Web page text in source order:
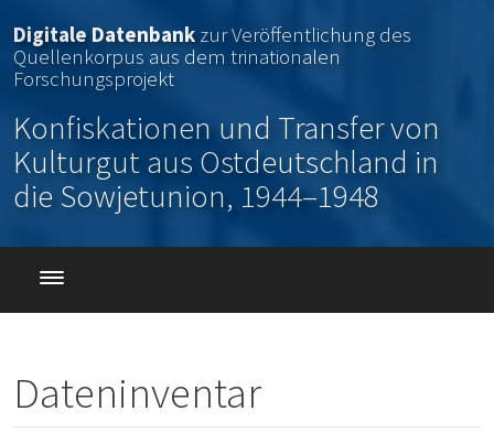
Digitale Datenbank zur Veröffentlichung des
Quellenkorpus aus dem trinationalen
Forschungsprojekt
Konfiskationen und Transfer von
Kulturgut aus Ostdeutschland in
die Sowjetunion, 1944–1948
Dateninventar